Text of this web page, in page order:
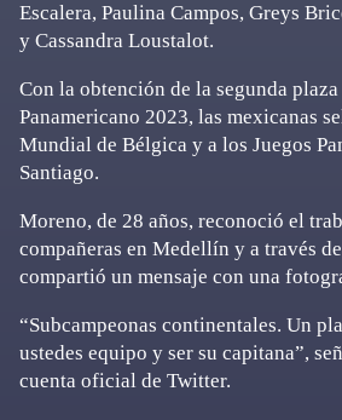
Escalera, Paulina Campos, Greys
y Cassandra Loustalot.
Con la obtención de la segunda
Panamericano 2023, las mexicanas
Mundial de Bélgica y a los Juegos
Santiago.
Moreno, de 28 años, reconoció el
compañeras en Medellín y a través
compartió un mensaje con una
“Subcampeonas continentales. Un
ustedes equipo y ser su capitana”,
cuenta oficial de Twitter.